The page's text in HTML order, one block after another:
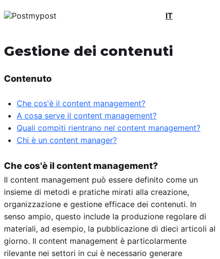
IT
Gestione dei contenuti
Contenuto
Che cos'è il content management?
A cosa serve il content management?
Quali compiti rientrano nel content management?
Chi è un content manager?
Che cos'è il content management?
Il content management può essere definito come un
insieme di metodi e pratiche mirati alla creazione,
organizzazione e gestione efficace dei contenuti. In
senso ampio, questo include la produzione regolare di
materiali, ad esempio, la pubblicazione di dieci articoli al
giorno. Il content management è particolarmente
rilevante nei settori in cui è necessario generare